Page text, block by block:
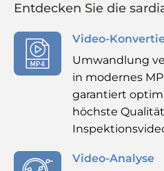
Entdecken Sie die
Video-
Umwandlung
in modernes
garantiert
höchste
Video-Analyse